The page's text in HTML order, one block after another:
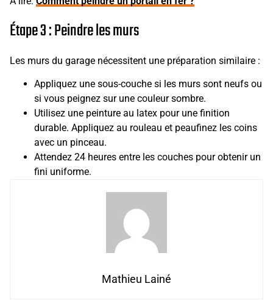
Étape 3 : Peindre les murs
Les murs du garage nécessitent une préparation similaire :
Appliquez une sous-couche si les murs sont neufs ou
si vous peignez sur une couleur sombre.
Utilisez une peinture au latex pour une finition
durable. Appliquez au rouleau et peaufinez les coins
avec un pinceau.
Attendez 24 heures entre les couches pour obtenir un
fini uniforme.
Mathieu Lainé